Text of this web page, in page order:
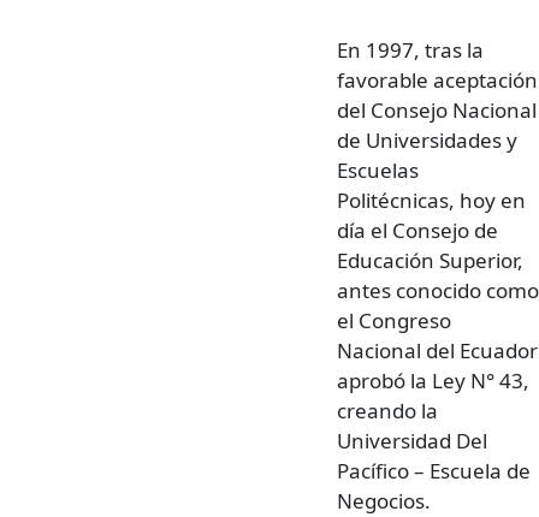
En 1997, tras la
favorable aceptación
del Consejo Nacional
de Universidades y
Escuelas
Politécnicas, hoy en
día el Consejo de
Educación Superior,
antes conocido como
el Congreso
Nacional del Ecuador
aprobó la Ley N° 43,
creando la
Universidad Del
Pacífico – Escuela de
Negocios.